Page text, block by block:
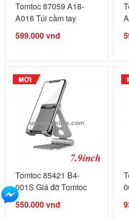
Tomtoc 87059 A18-
A016 Túi cầm tay
TOMTOC Style ...
599.000vnđ
Tomtoc 85421 B4-
001S Giá đỡ Tomtoc
Alumium ...
550.000vnđ